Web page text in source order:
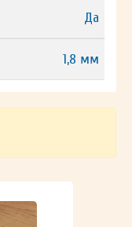
Да
1,8 мм